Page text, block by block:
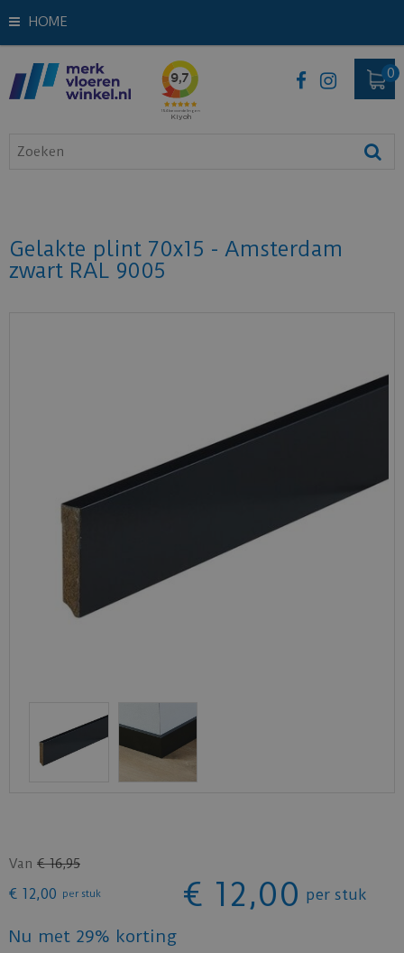
HOME
Gelakte plint 70x15 - Amsterdam
zwart RAL 9005
Van € 16,95
€ 12,00 per stuk € 12,00 per stuk
Nu met 29% korting